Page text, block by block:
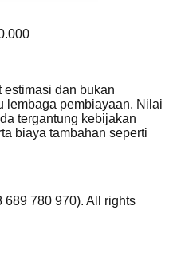
dan bukan
lembaga pembiayaan. Nilai
tergantung kebijakan
biaya tambahan seperti
689 780 970). All rights